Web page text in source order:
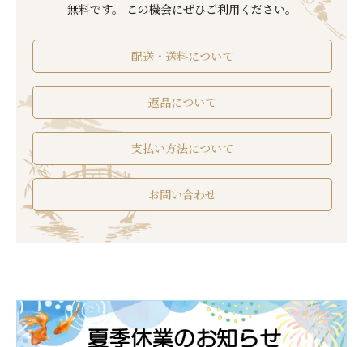
無料です。
この機会にぜひご利用ください。
配送・送料について
返品について
支払い方法について
お問い合わせ